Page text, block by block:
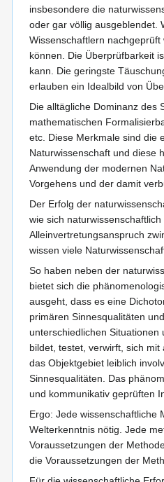
insbesondere die
oder gar völlig ausgeblendet.
Wissenschaftlern
können. Die Überprüfbarkeit
kann. Die geringste
erlauben ein Idealbild von
Die alltägliche Dominanz des
mathematischen
etc. Diese Merkmale sind die
Naturwissenschaft und diese
Anwendung der modernen
Vorgehens und der damit
Der Erfolg der
wie sich
Alleinvertretungsanspruch
wissen viele
So haben neben der
bietet sich die
ausgeht, dass es eine
primären Sinnesqualitäten
unterschiedlichen
bildet, testet, verwirft, sich
das Objektgebiet leiblich
Sinnesqualitäten. Das
und kommunikativ geprüften
Ergo: Jede wissenschaftliche
Welterkenntnis nötig. Jede
Voraussetzungen der
die Voraussetzungen der